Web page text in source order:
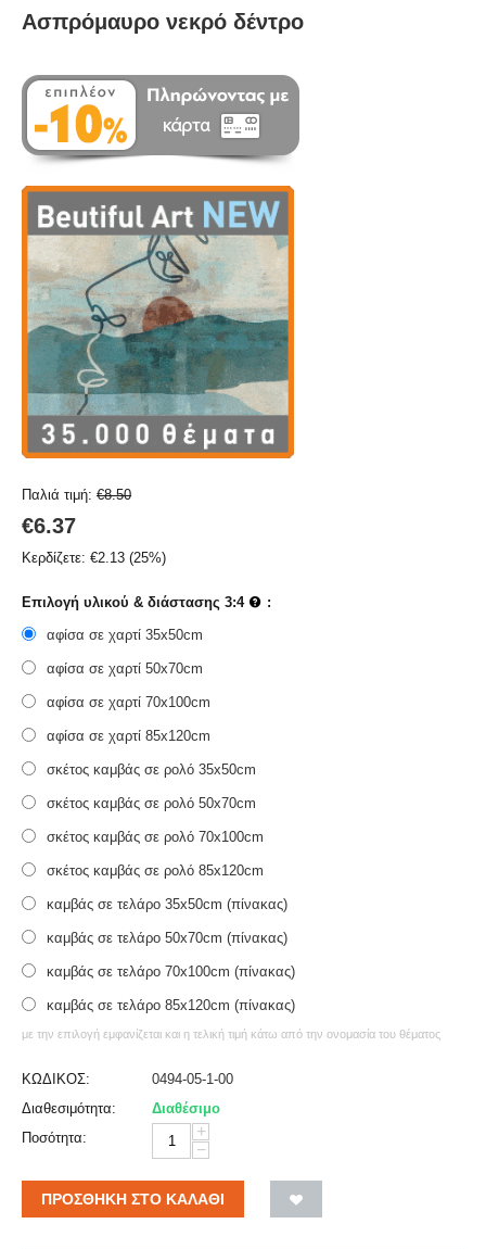
Ασπρόμαυρο νεκρό δέντρο
Παλιά τιμή: €8.50
€6.37
Κερδίζετε: €2.13 (25%)
Επιλογή υλικού & διάστασης 3:4 :
αφίσα σε χαρτί 35x50cm
αφίσα σε χαρτί 50x70cm
αφίσα σε χαρτί 70x100cm
αφίσα σε χαρτί 85x120cm
σκέτος καμβάς σε ρολό 35x50cm
σκέτος καμβάς σε ρολό 50x70cm
σκέτος καμβάς σε ρολό 70x100cm
σκέτος καμβάς σε ρολό 85x120cm
καμβάς σε τελάρο 35x50cm (πίνακας)
καμβάς σε τελάρο 50x70cm (πίνακας)
καμβάς σε τελάρο 70x100cm (πίνακας)
καμβάς σε τελάρο 85x120cm (πίνακας)
με την επιλογή εμφανίζεται και η τελική τιμή κάτω από την ονομασία του θέματος
ΚΩΔΙΚΟΣ:
0494-05-1-00
Διαθεσιμότητα:
Διαθέσιμο
Ποσότητα:
+
−
ΠΡΟΣΘΉΚΗ ΣΤΟ ΚΑΛΆΘΙ